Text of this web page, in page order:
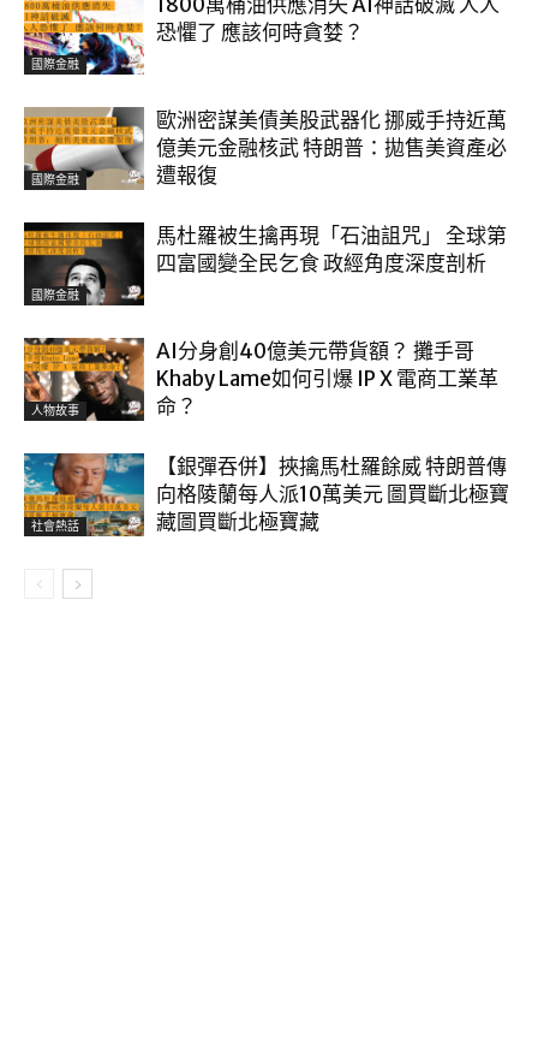
國際金融
恐懼了 應該何時貪婪？
國際金融
歐洲密謀美債美股武器化 挪威手持近萬
億美元金融核武 特朗普：拋售美資產必
遭報復
國際金融
馬杜羅被生擒再現「石油詛咒」 全球第
四富國變全民乞食 政經角度深度剖析
人物故事
AI分身創40億美元帶貨額？ 攤手哥
Khaby Lame如何引爆 IP X 電商工業革
命？
社會熱話
【銀彈吞併】挾擒馬杜羅餘威 特朗普傳
向格陵蘭每人派10萬美元 圖買斷北極寶
藏圖買斷北極寶藏